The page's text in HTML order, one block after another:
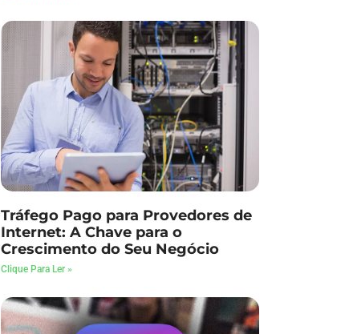
Tráfego Pago para Provedores de
Internet: A Chave para o
Crescimento do Seu Negócio
Clique Para Ler »